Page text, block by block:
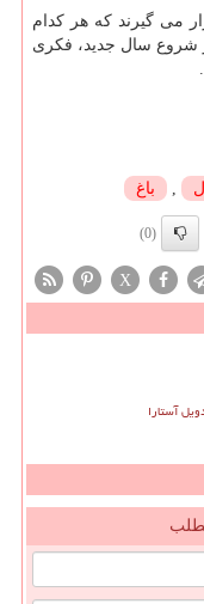
می گیرند که هر کدام
شروع سال جدید، فکری
, باغ
(0)
X
آستارا